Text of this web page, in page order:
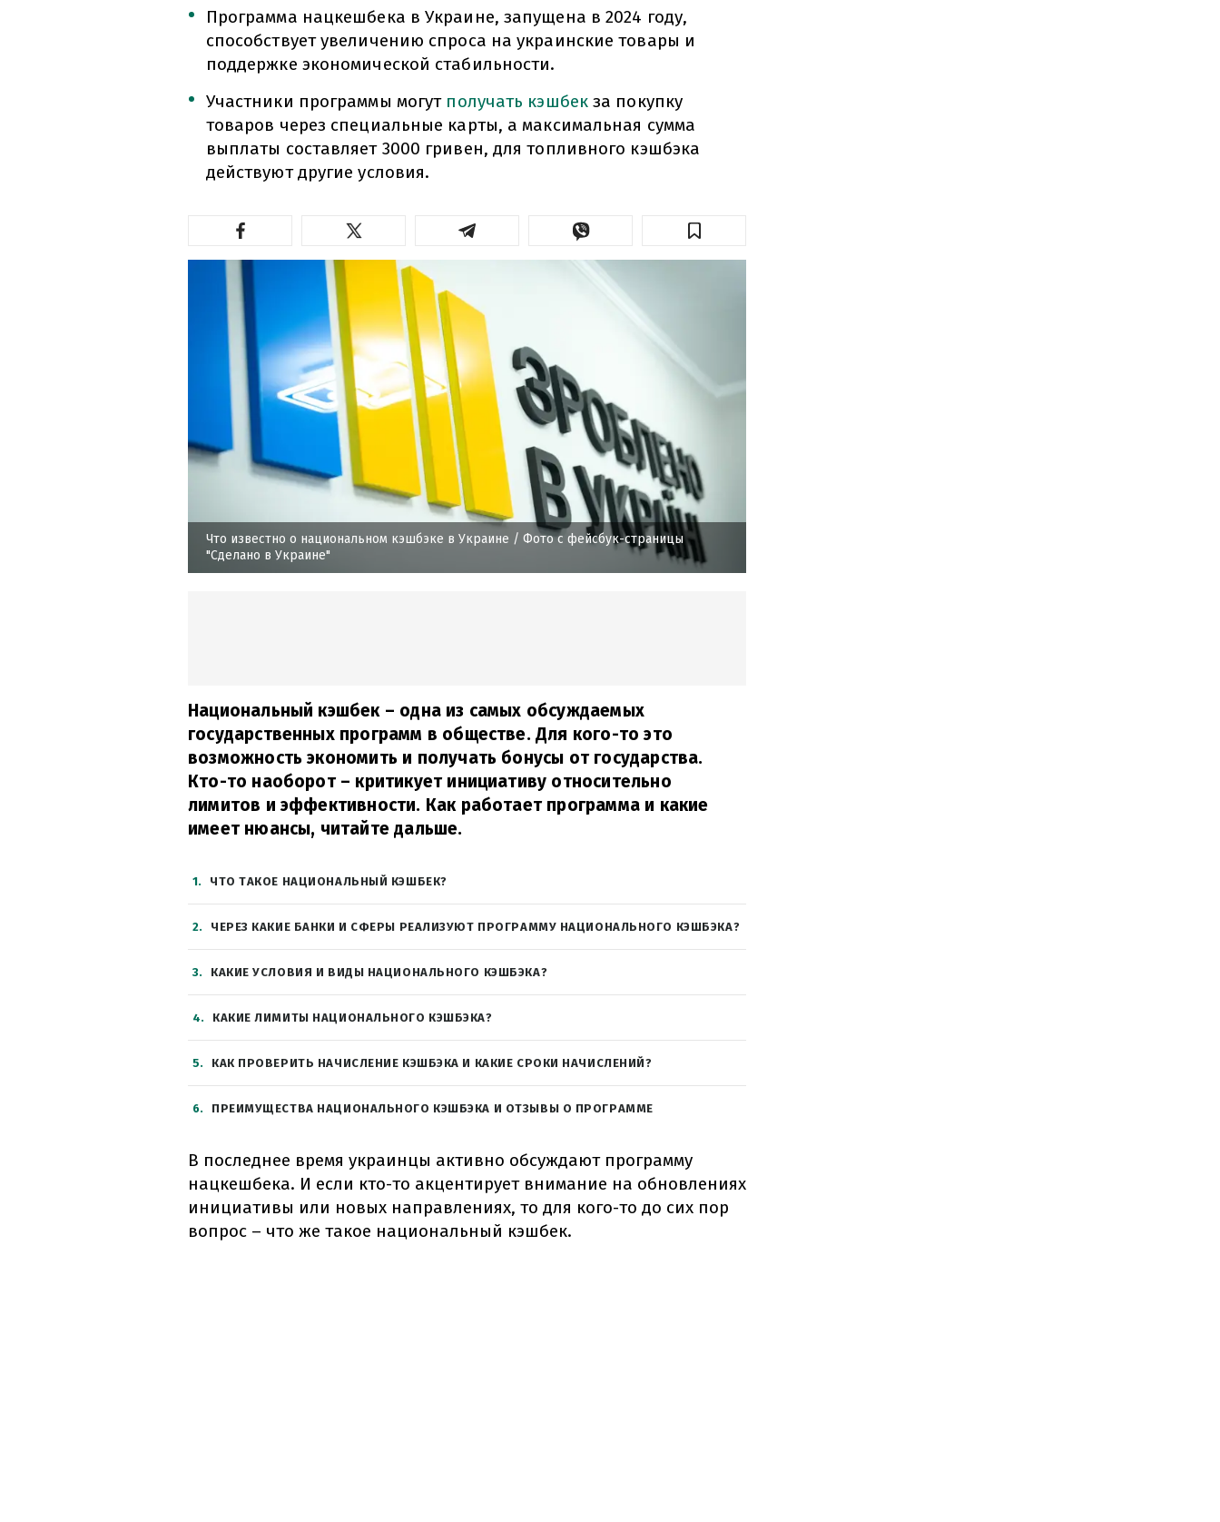
Программа нацкешбека в Украине, запущена в 2024 году,
способствует увеличению спроса на украинские товары и
поддержке экономической стабильности.
Участники программы могут получать кэшбекза покупку
товаров через специальные карты, а максимальная сумма
выплаты составляет 3000 гривен, для топливного кэшбэка
действуют другие условия.
Что известно о национальном кэшбэке в Украине / Фото с фейсбук-страницы
"Сделано в Украине"
Национальный кэшбек – одна из самых обсуждаемых
государственных программ в обществе. Для кого-то это
возможность экономить и получать бонусы от государства.
Кто-то наоборот – критикует инициативу относительно
лимитов и эффективности. Как работает программа и какие
имеет нюансы, читайте дальше.
1 ЧТО ТАКОЕ НАЦИОНАЛЬНЫЙ КЭШБЕК?
2 ЧЕРЕЗ КАКИЕ БАНКИ И СФЕРЫ РЕАЛИЗУЮТ ПРОГРАММУ НАЦИОНАЛЬНОГО КЭШБЭКА?
3 КАКИЕ УСЛОВИЯ И ВИДЫ НАЦИОНАЛЬНОГО КЭШБЭКА?
4 КАКИЕ ЛИМИТЫ НАЦИОНАЛЬНОГО КЭШБЭКА?
5 КАК ПРОВЕРИТЬ НАЧИСЛЕНИЕ КЭШБЭКА И КАКИЕ СРОКИ НАЧИСЛЕНИЙ?
6 ПРЕИМУЩЕСТВА НАЦИОНАЛЬНОГО КЭШБЭКА И ОТЗЫВЫ О ПРОГРАММЕ
В последнее время украинцы активно обсуждают программу
нацкешбека. И если кто-то акцентирует внимание на обновлениях
инициативы или новых направлениях, то для кого-то до сих пор
вопрос – что же такое национальный кэшбек.